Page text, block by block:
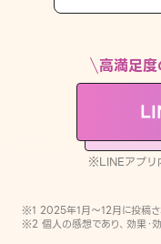
LINE占いを開く
※LINEアプリ内のサービスページ
高満足度
※LINEアプリ
※1 2025年1月〜12月に投稿さ
※2 個人の感想であり、効果・